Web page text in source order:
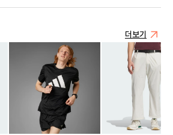
더보기